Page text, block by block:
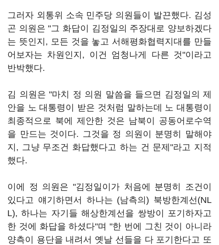
그러자 외통위 소속 민주당 의원들이 발끈했다. 김성
곤 의원은 "그 화답이 김정일의 주장대로 양보하겠다
는 뜻인지, 모든 것을 놓고 서해평화협력지대를 만들
어보자는 차원인지, 이건 엄청나게 다른 것"이라고
반박했다.
김 의원은 "마치 정 의원 말씀을 들으면 김정일의 제
안을 노 대통령이 받은 것처럼 말하는데 노 대통령이
최종적으로 북에 제안한 것은 남북이 공동어로수역
을 만드는 것이다. 그것을 정 의원이 분명히 말해야
지, 그냥 무조건 화답했다고 하는 건 문제"라고 지적
했다.
이에 정 의원은 "김정일이가 처음에 분명히 조건이
있다고 얘기하면서 하나는 (남측의) 북방한계선(NL
L), 하나는 자기들 해상한계선을 쌍방이 포기하자고
한 것에 화답을 하셨다"며 "한 번에 그친 것이 아니라
양측이 용단을 내려서 옛날 선들을 다 포기한다고 또